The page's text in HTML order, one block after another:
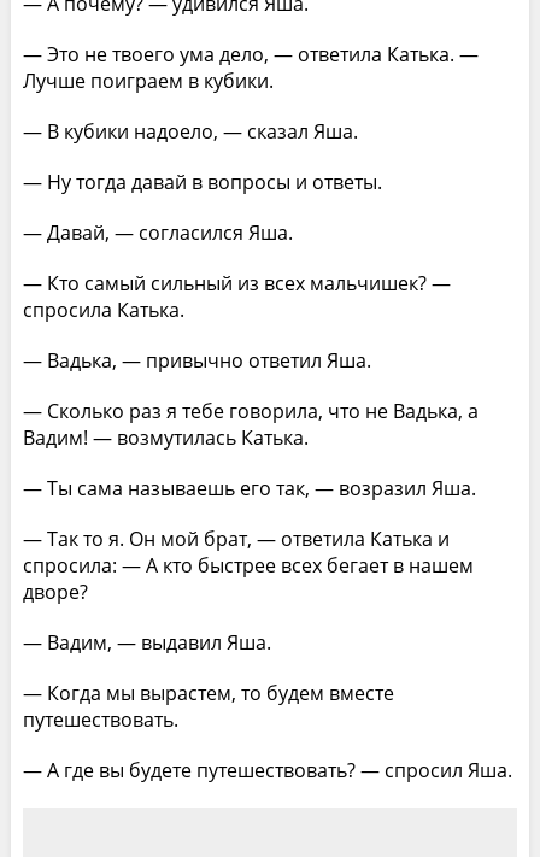
— Это не твоего ума дело, — ответила Катька. —
Лучше поиграем в кубики.
— В кубики надоело, — сказал Яша.
— Ну тогда давай в вопросы и ответы.
— Давай, — согласился Яша.
— Кто самый сильный из всех мальчишек? —
спросила Катька.
— Вадька, — привычно ответил Яша.
— Сколько раз я тебе говорила, что не Вадька, а
Вадим! — возмутилась Катька.
— Ты сама называешь его так, — возразил Яша.
— Так то я. Он мой брат, — ответила Катька и
спросила: — А кто быстрее всех бегает в нашем
дворе?
— Вадим, — выдавил Яша.
— Когда мы вырастем, то будем вместе
путешествовать.
— А где вы будете путешествовать? — спросил Яша.